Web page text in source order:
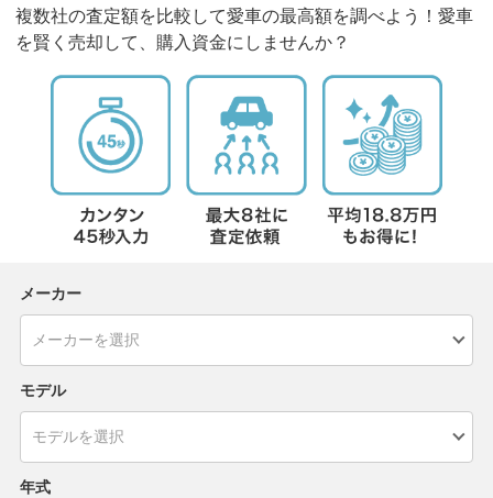
複数社の査定額を比較して愛車の最高額を調べよう！愛車
を賢く売却して、購入資金にしませんか？
メーカー
モデル
年式